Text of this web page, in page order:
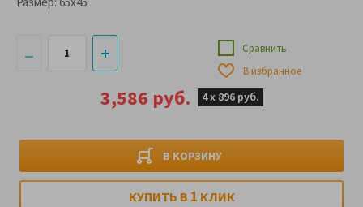
3,586 руб. 4 х 896 руб.
В КОРЗИНУ
Сравнить
В избранное
КУПИТЬ В 1 КЛИК